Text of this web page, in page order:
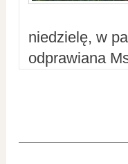
niedzielę, w
odprawiana